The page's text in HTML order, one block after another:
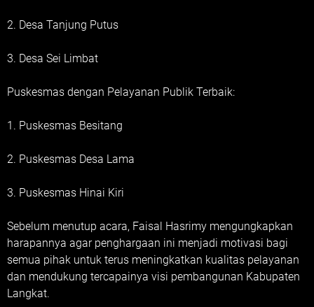
2. Desa Tanjung Putus
3. Desa Sei Limbat
Puskesmas dengan Pelayanan Publik Terbaik:
1. Puskesmas Besitang
2. Puskesmas Desa Lama
3. Puskesmas Hinai Kiri
Sebelum menutup acara, Faisal Hasrimy mengungkapkan
harapannya agar penghargaan ini menjadi motivasi bagi
semua pihak untuk terus meningkatkan kualitas pelayanan
dan mendukung tercapainya visi pembangunan Kabupaten
Langkat.